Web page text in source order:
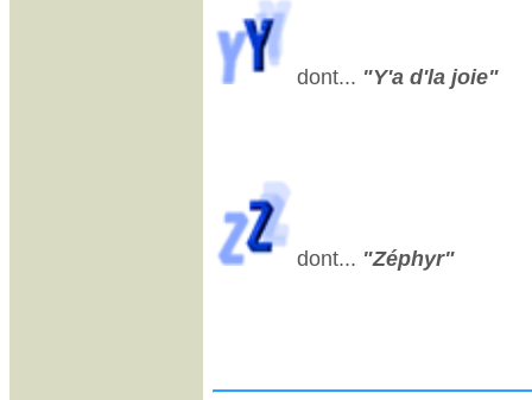
dont... "Y'a d'la joie"
dont... "Zéphyr"